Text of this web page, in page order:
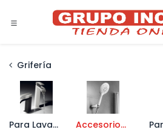
Grifería
Para Lavabo Accesorios de Grifería